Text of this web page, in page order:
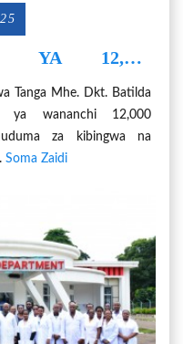
YA 12,000
RAIS SAMIA
Tanga Mhe. Dkt. Batilda
ya wananchi 12,000
za kibingwa na
Soma Zaidi